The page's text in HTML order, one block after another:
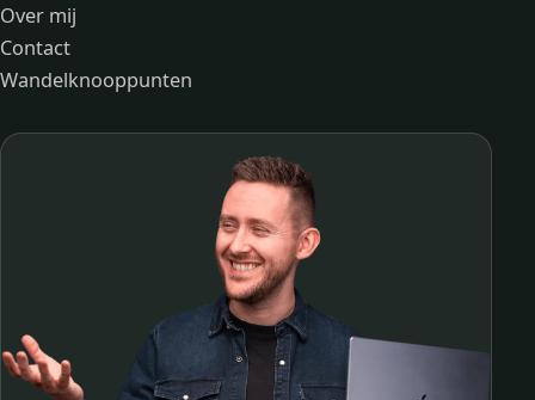
Over mij
Contact
Wandelknooppunten